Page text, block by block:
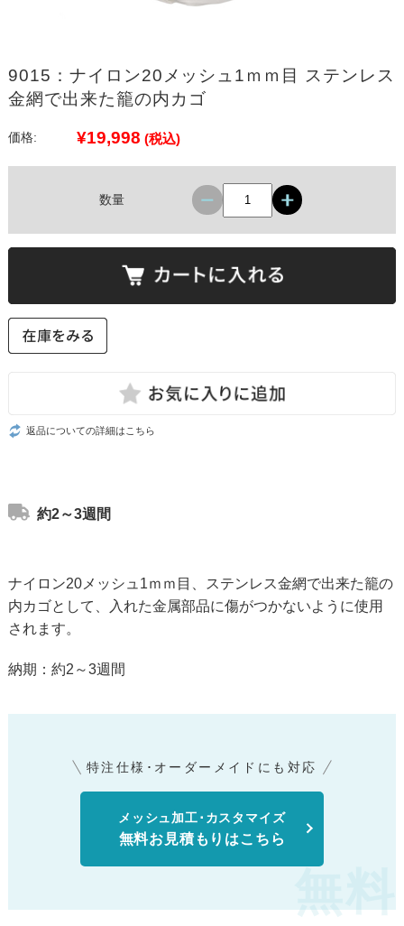
9015：ナイロン20メッシュ1ｍｍ目 ステンレス
金網で出来た籠の内カゴ
価格: ¥19,998 (税込)
数量
返品についての詳細はこちら
約2～3週間
ナイロン20メッシュ1ｍｍ目、ステンレス金網で出来た籠の
内カゴとして、入れた金属部品に傷がつかないように使用
されます。
納期：約2～3週間
メッシュ加工･カスタマイズ
無料お見積もりはこちら
特注仕様･オーダーメイドにも対応